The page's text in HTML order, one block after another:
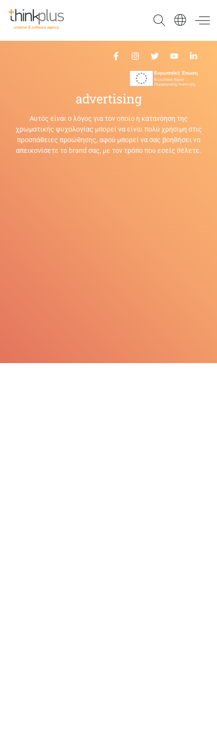
Think Plus
advertising
Αυτός είναι ο λόγος για τον οποίο η κατανόηση της
χρωματικής ψυχολογίας μπορεί να είναι πολύ χρήσιμη στις
προσπάθειες προώθησης, αφού μπορεί να σας βοηθήσει να
απεικονίσετε το brand σας, με τον τρόπο που εσείς θέλετε.